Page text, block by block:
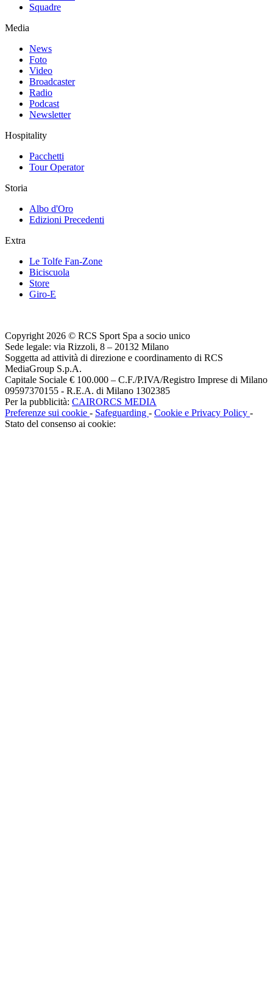
Squadre
Media
News
Foto
Video
Broadcaster
Radio
Podcast
Newsletter
Hospitality
Pacchetti
Tour Operator
Storia
Albo d'Oro
Edizioni Precedenti
Extra
Le Tolfe Fan-Zone
Biciscuola
Store
Giro-E
Copyright 2026 © RCS Sport Spa a socio unico
Sede legale: via Rizzoli, 8 – 20132 Milano
Soggetta ad attività di direzione e coordinamento di RCS
MediaGroup S.p.A.
Capitale Sociale € 100.000 – C.F./P.IVA/Registro Imprese di Milano
09597370155 - R.E.A. di Milano 1302385
Per la pubblicità: CAIRORCS MEDIA
Preferenze sui cookie - Safeguarding - Cookie e Privacy Policy -
Stato del consenso ai cookie: